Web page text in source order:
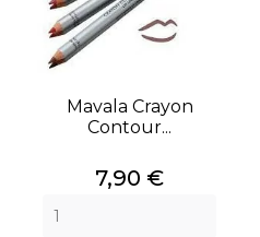
Mavala Crayon
Contour...
Prix
7,90 €